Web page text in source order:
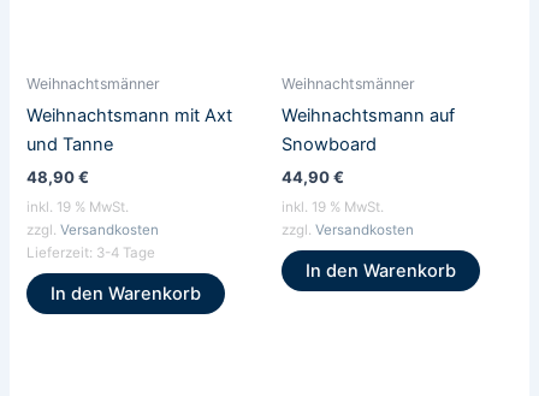
Weihnachtsmänner
Weihnachtsmann mit Axt
und Tanne
48,90€
inkl. 19 % MwSt.
zzgl.Versandkosten
Lieferzeit: 3-4 Tage
In den Warenkorb
Weihnachtsmänner
Weihnachtsmann auf
Snowboard
44,90€
inkl. 19 % MwSt.
zzgl. Versandkosten
In den Warenkorb